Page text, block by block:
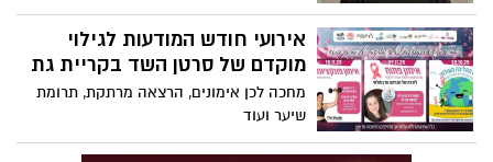
בסדנה מרגשת ומצחיקה.
אירועי חודש המודעות לגילוי
מוקדם של סרטן השד בקריית גת
מחכה לכן אימונים, הרצאה מרתקת, תרומת
שיער ועוד